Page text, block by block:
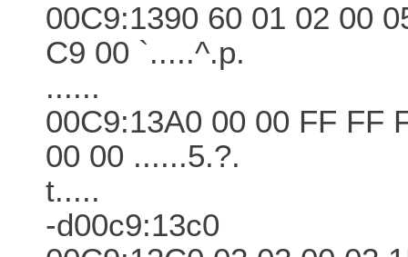
00C9:1390 60 01 02 00
C9 00 `.....^.p.
......
00C9:13A0 00 00 FF FF
00 00 ......5.?.
t.....
-d00c9:13c0